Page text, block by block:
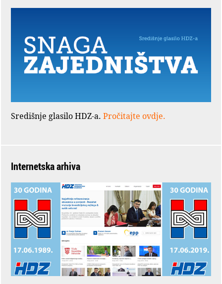
Središnje glasilo HDZ-a. Pročitajte ovdje.
Internetska arhiva